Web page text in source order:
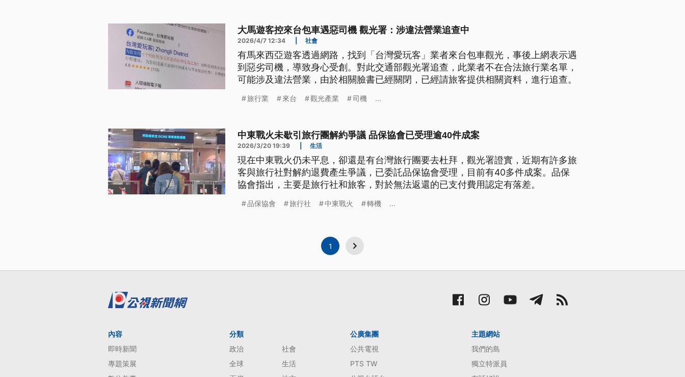
大馬遊客控來台包車遇惡司機 觀光署：涉違法營業追查中
2026/4/7 12:34 社會
有馬來西亞遊客透過網路，找到「台灣愛玩客」業者來台包車觀光，事後上網表示遇
到惡劣司機，導致身心受創。對此交通部觀光署追查，此業者不在合法旅行業名單，
可能涉及違法營業，由於相關臉書已經關閉，已經請旅客提供相關資料，進行追查。
旅行業 來台 觀光產業 司機 ...
中東戰火未歇引旅行團解約爭議 品保協會已受理逾40件成案
2026/3/20 19:39 生活
現在中東戰火仍未平息，卻還是有台灣旅行團要去杜拜，觀光署證實，近期有許多旅
客與旅行社對解約退費產生爭議，已委託品保協會受理，目前有40多件成案。品保
協會指出，主要是旅行社和旅客，對於無法返還的已支付費用認定有落差。
品保協會 旅行社 中東戰火 轉機 ...
1
內容
即時新聞
專題策展
分類
政治
社會
全球
生活
公廣集團
公共電視
PTS TW
主題網站
我們的島
獨立特派員